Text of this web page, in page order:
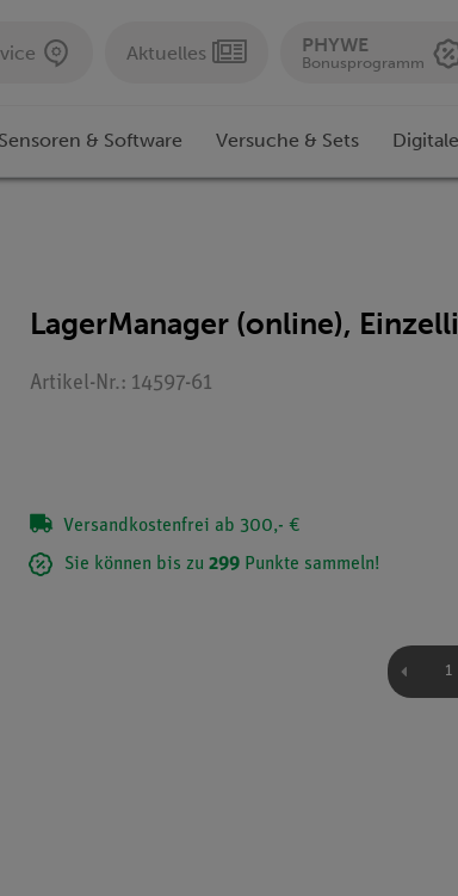
Aktuelles PHYWE
Bonusprogramm
Sensoren & Software Versuche & Sets
LagerManager (online),
Artikel-Nr.: 14597-61
Versandkostenfrei ab 300,- €
Sie können bis zu 299 Punkte sammeln!